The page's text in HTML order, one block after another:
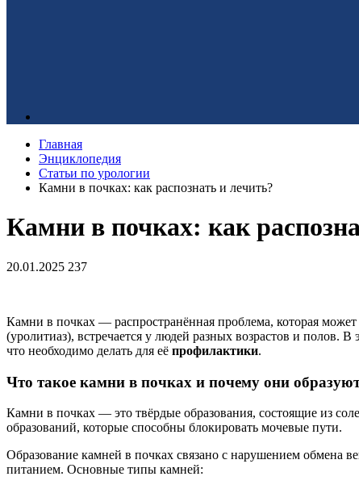
Главная
Энциклопедия
Статьи по урологии
Камни в почках: как распознать и лечить?
Камни в почках: как
20.01.2025 237
Камни в почках — распространённая проблема, которая может
(уролитиаз), встречается у людей разных возрастов и полов.
что необходимо делать для её профилактики.
Что такое камни в почках и почему они
Камни в почках — это твёрдые образования, состоящие из
образований, которые способны блокировать мочевые пути.
Образование камней в почках связано с нарушением обмена
питанием. Основные типы камней: